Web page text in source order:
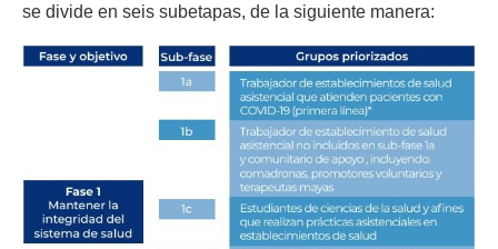
se divide en seis subetapas, de la siguiente manera: